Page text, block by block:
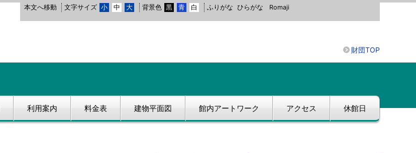
本文へ移動 文字サイズ 小 中 大 背景色 黒 青 白 ふりがな ひらがな Romaji
財団TOP
利用案内 料金表 建物平面図 館内アートワーク アクセス 休館日